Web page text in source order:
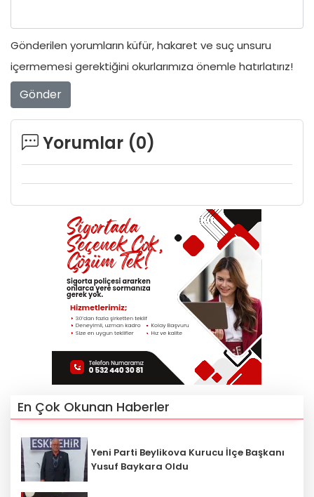
Gönderilen yorumların küfür, hakaret ve suç unsuru
içermemesi gerektiğini okurlarımıza önemle hatırlatırız!
Gönder
Yorumlar (0)
En Çok Okunan Haberler
Yeni Parti Beylikova Kurucu İlçe Başkanı
Yusuf Baykara Oldu